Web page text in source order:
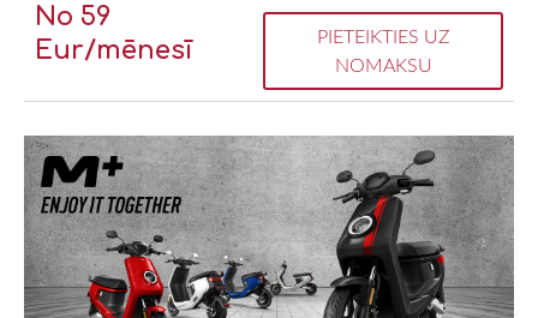
No 59
Eur/mēnesī
PIETEIKTIES UZ
NOMAKSU